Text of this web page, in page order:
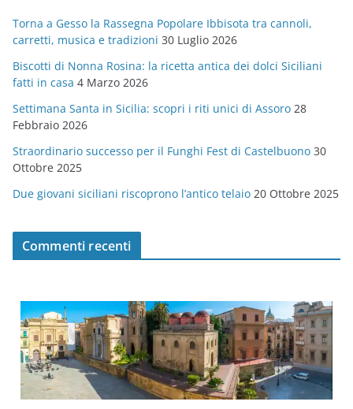
o
r
i
e
Torna a Gesso la Rassegna Popolare Ibbisota tra cannoli,
carretti, musica e tradizioni 30 Luglio 2026
Biscotti di Nonna Rosina: la ricetta antica dei dolci Siciliani
fatti in casa 4 Marzo 2026
Settimana Santa in Sicilia: scopri i riti unici di Assoro 28
Febbraio 2026
Straordinario successo per il Funghi Fest di Castelbuono 30
Ottobre 2025
Due giovani siciliani riscoprono l’antico telaio 20 Ottobre 2025
Commenti recenti